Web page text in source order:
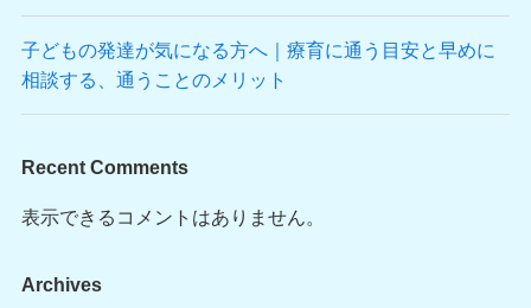
子どもの発達が気になる方へ｜療育に通う目安と早めに
相談する、通うことのメリット
Recent Comments
表示できるコメントはありません。
Archives